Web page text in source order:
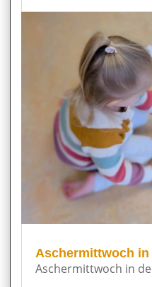
Aschermittwoch in
Aschermittwoch in